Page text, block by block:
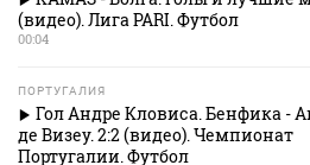
(видео). Лига PARI. Футбол
00:04
ПОРТУГАЛИЯ
Гол Андре Кловиса. Бенфика -
де Визеу. 2:2 (видео). Чемпионат
Португалии. Футбол